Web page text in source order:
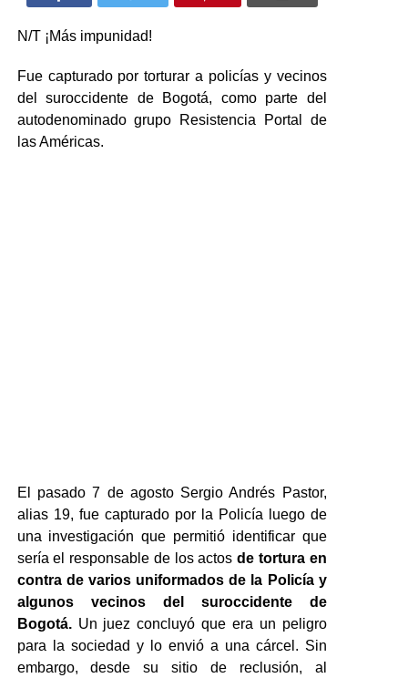
N/T ¡Más impunidad!
Fue capturado por torturar a policías y vecinos
del suroccidente de Bogotá, como parte del
autodenominado grupo Resistencia Portal de
las Américas.
El pasado 7 de agosto Sergio Andrés Pastor,
alias 19, fue capturado por la Policía luego de
una investigación que permitió identificar que
sería el responsable de los actosde tortura en
contra de varios uniformados de la Policía y
algunos vecinos del suroccidente de
Bogotá. Un juez concluyó que era un peligro
para la sociedad y lo envió a una cárcel. Sin
embargo, desde su sitio de reclusión, al